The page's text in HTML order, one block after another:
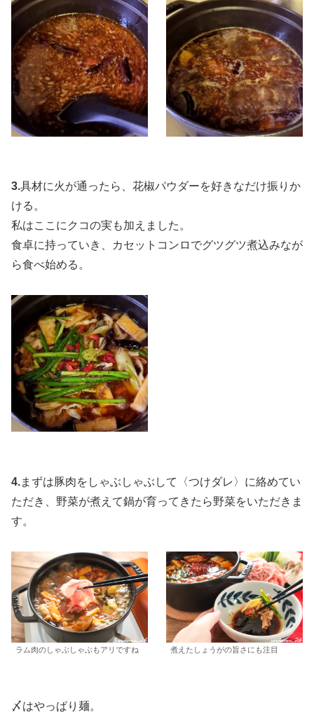
3.具材に火が通ったら、花椒パウダーを好きなだけ振りか
ける。
私はここにクコの実も加えました。
食卓に持っていき、カセットコンロでグツグツ煮込みなが
ら食べ始める。
4.まずは豚肉をしゃぶしゃぶして〈つけダレ〉に絡めてい
ただき、野菜が煮えて鍋が育ってきたら野菜をいただきま
す。
ラム肉のしゃぶしゃぶもアリですね 煮えたしょうがの旨さにも注目
〆はやっぱり麺。